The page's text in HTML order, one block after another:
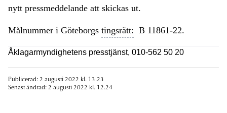
nytt pressmeddelande att skickas ut.
Målnummer i Göteborgs tingsrätt: B 11861-22.
Åklagarmyndighetens presstjänst, 010-562 50 20
Publicerad: 2 augusti 2022 kl. 13.23
Senast ändrad: 2 augusti 2022 kl. 12.24